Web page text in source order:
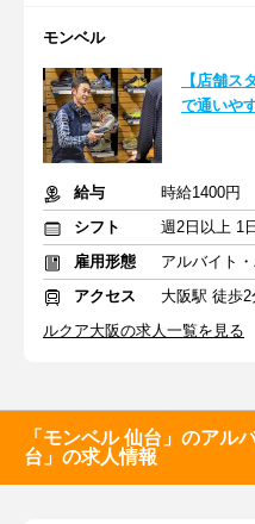
モンベル
【店舗ス
で通いや
給与
時給1400円
シフト
雇用形態
アルバイト
アクセス
大阪駅 徒歩2
ルクア大阪の求人一覧を見る
「モンベル 仙台」のアル
台」の求人情報